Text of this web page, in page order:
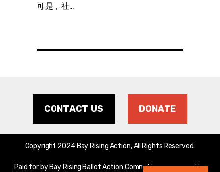
可是，社…
CONTACT US DONATE
Copyright 2024 Bay Rising Action, All Rights Reserved.
Paid for by Bay Rising Ballot Action Committee, sponsored by